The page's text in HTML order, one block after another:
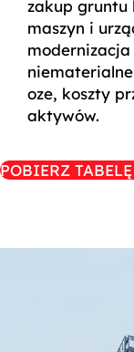
zakup gruntu
maszyn i
oze, koszty
aktywów.
POBIERZ